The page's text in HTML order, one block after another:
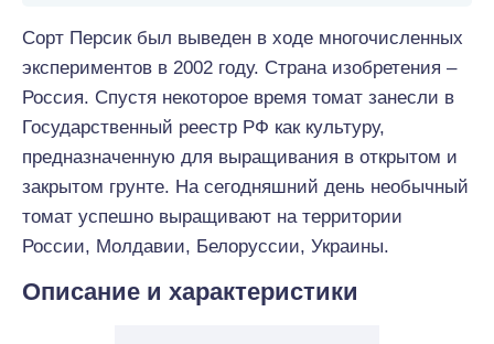
Сорт Персик был выведен в ходе многочисленных
экспериментов в 2002 году. Страна изобретения –
Россия. Спустя некоторое время томат занесли в
Государственный реестр РФ как культуру,
предназначенную для выращивания в открытом и
закрытом грунте. На сегодняшний день необычный
томат успешно выращивают на территории
России, Молдавии, Белоруссии, Украины.
Описание и характеристики